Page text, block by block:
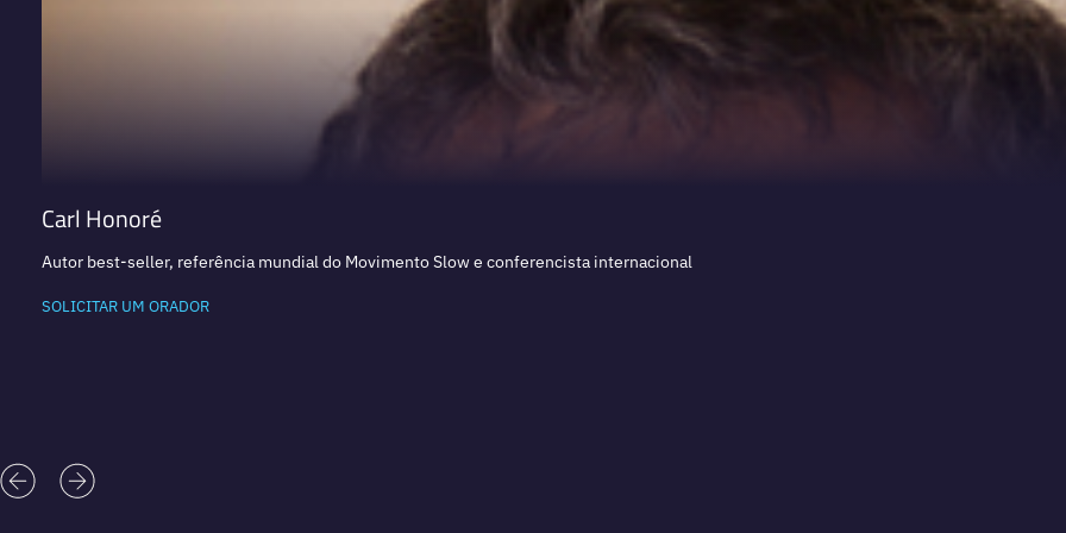
Carl Honoré
Autor best-seller, referência mundial do Movimento Slow e conferencista internacional
SOLICITAR UM ORADOR